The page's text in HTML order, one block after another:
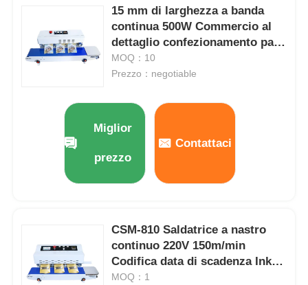
15 mm di larghezza a banda
continua 500W Commercio al
dettaglio confezionamento parti
industriali
MOQ：10
Prezzo：negotiable
Miglior
prezzo
Contattaci
CSM-810 Saldatrice a nastro
continuo 220V 150m/min
Codifica data di scadenza Inkjet
Coder
MOQ：1